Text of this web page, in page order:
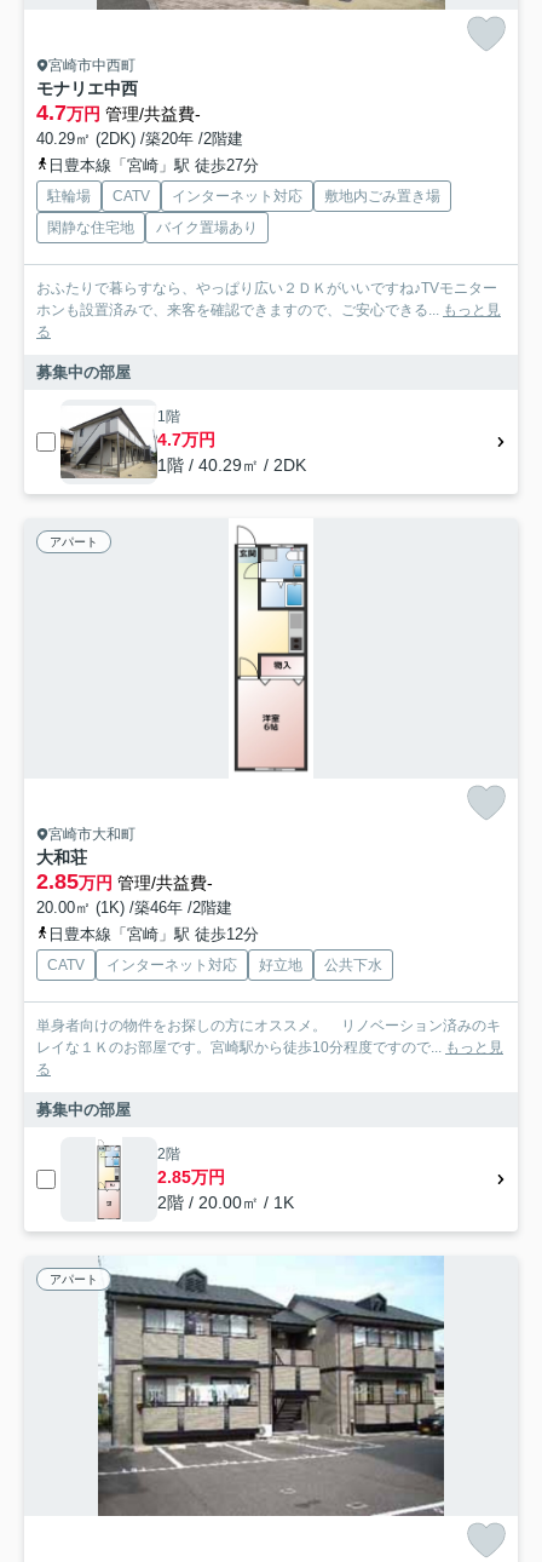
宮崎市中西町
モナリエ中西
4.7万円 管理/共益費-
40.29㎡ (2DK) /築20年 /2階建
日豊本線「宮崎」駅 徒歩27分
駐輪場 CATV インターネット対応
敷地内ごみ置き場
閑静な住宅地
バイク置場あり
おふたりで暮らすなら、やっぱり広い２ＤＫがいいですね♪TVモニター
ホンも設置済みで、来客を確認できますので、ご安心できる... もっと見
る
募集中の部屋
1階
4.7万円
1階 / 40.29㎡ / 2DK
アパート
宮崎市大和町
大和荘
2.85万円 管理/共益費-
20.00㎡ (1K) /築46年 /2階建
日豊本線「宮崎」駅 徒歩12分
CATV インターネット対応 好立地 公共下水
単身者向けの物件をお探しの方にオススメ。 リノベーション済みのキ
レイな１Ｋのお部屋です。宮崎駅から徒歩10分程度ですので... もっと見
る
募集中の部屋
2階
2.85万円
2階 / 20.00㎡ / 1K
アパート